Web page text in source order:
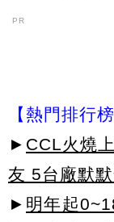
PR
【熱門排行榜
► CCL火燒
友 5台廠默
► 明年起